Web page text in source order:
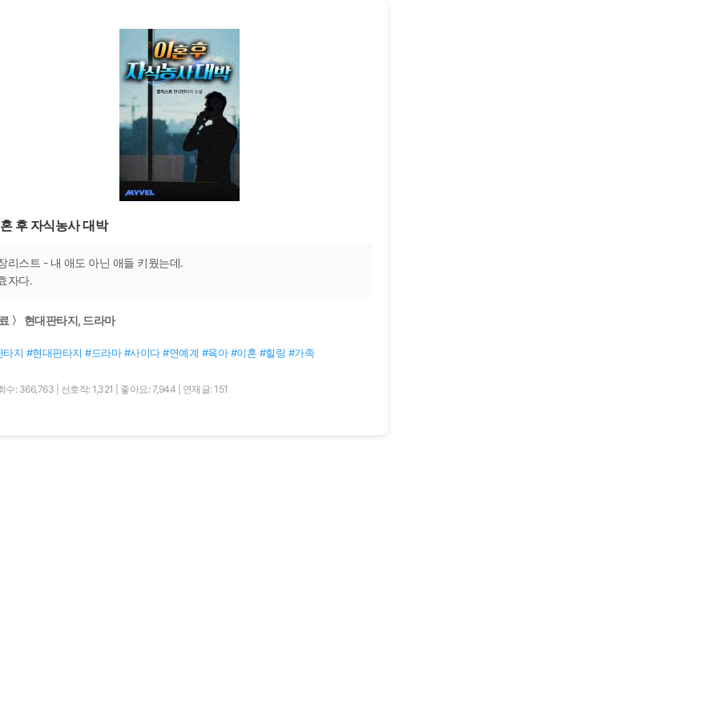
후 자식농사 대박
리스트 - 내 애도 아닌 애들 키웠는데.
자다.
〉 현대판타지, 드라마
타지 #현대판타지 #드라마 #사이다 #연예계 #육아 #이혼 #힐링 #가족
수: 366,763 선호작: 1,321 좋아요: 7,944 연재글: 151